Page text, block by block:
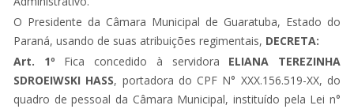
O Presidente da Câmara Municipal de Guaratuba, Estado do
Paraná, usando de suas atribuições regimentais, DECRETA:
Art. 1º Fica concedido à servidora ELIANA TEREZINHA
SDROEIWSKI HASS, portadora do CPF N° XXX.156.519-XX, do
quadro de pessoal da Câmara Municipal, instituído pela Lei n°